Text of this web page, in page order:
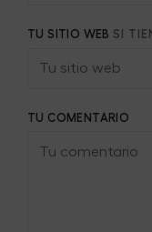
TU SITIO WEB SI
TU COMENTARIO